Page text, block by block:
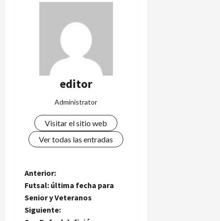
editor
Administrator
Visitar el sitio web
Ver todas las entradas
N
a
Anterior:
Futsal: última fecha para
Senior y Veteranos
Siguiente: